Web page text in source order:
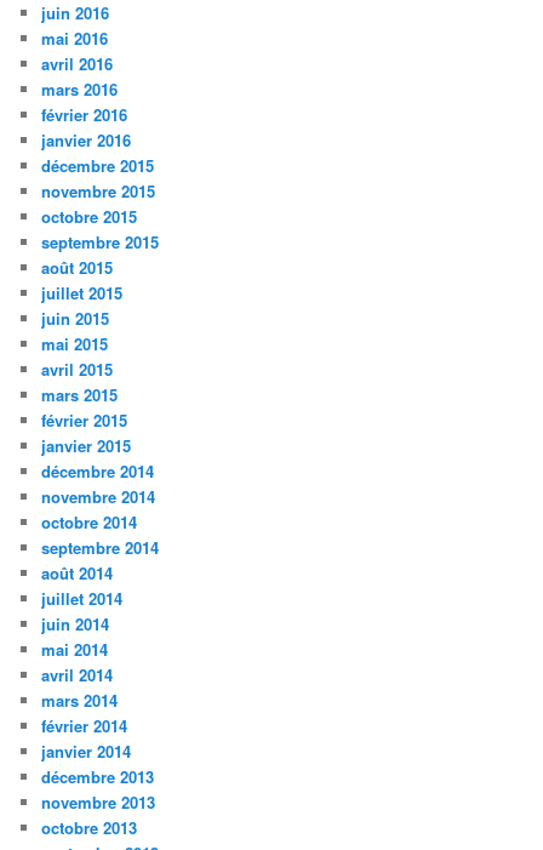
juin 2016
mai 2016
avril 2016
mars 2016
février 2016
janvier 2016
décembre 2015
novembre 2015
octobre 2015
septembre 2015
août 2015
juillet 2015
juin 2015
mai 2015
avril 2015
mars 2015
février 2015
janvier 2015
décembre 2014
novembre 2014
octobre 2014
septembre 2014
août 2014
juillet 2014
juin 2014
mai 2014
avril 2014
mars 2014
février 2014
janvier 2014
décembre 2013
novembre 2013
octobre 2013